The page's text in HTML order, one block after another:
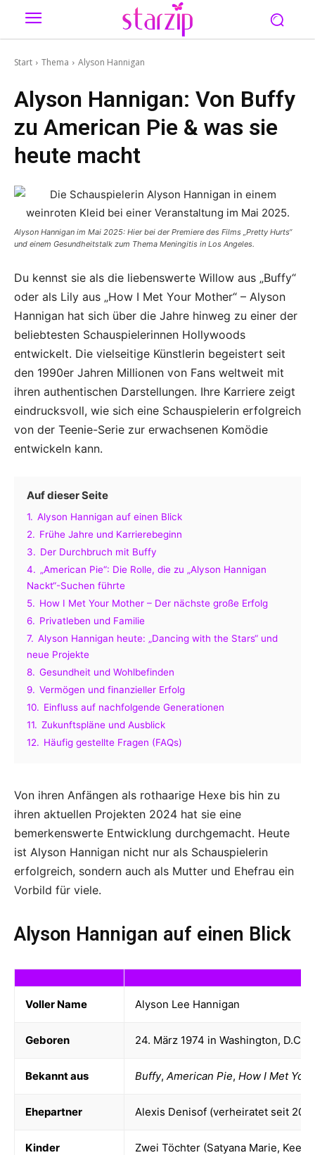
Start Thema Alyson Hannigan
Alyson Hannigan: Von Buffy
zu American Pie & was sie
heute macht
Alyson Hannigan im Mai 2025: Hier bei der Premiere des Films „Pretty Hurts“
und einem Gesundheitstalk zum Thema Meningitis in Los Angeles.
Du kennst sie als die liebenswerte Willow aus „Buffy“
oder als Lily aus „How I Met Your Mother“ – Alyson
Hannigan hat sich über die Jahre hinweg zu einer der
beliebtesten Schauspielerinnen Hollywoods
entwickelt. Die vielseitige Künstlerin begeistert seit
den 1990er Jahren Millionen von Fans weltweit mit
ihren authentischen Darstellungen. Ihre Karriere zeigt
eindrucksvoll, wie sich eine Schauspielerin erfolgreich
von der Teenie-Serie zur erwachsenen Komödie
entwickeln kann.
Auf dieser Seite
1. Alyson Hannigan auf einen Blick
2. Frühe Jahre und Karrierebeginn
3. Der Durchbruch mit Buffy
4. „American Pie“: Die Rolle, die zu „Alyson Hannigan
Nackt“-Suchen führte
5. How I Met Your Mother – Der nächste große Erfolg
6. Privatleben und Familie
7. Alyson Hannigan heute: „Dancing with the Stars“ und
neue Projekte
8. Gesundheit und Wohlbefinden
9. Vermögen und finanzieller Erfolg
10. Einfluss auf nachfolgende Generationen
11. Zukunftspläne und Ausblick
12. Häufig gestellte Fragen (FAQs)
Von ihren Anfängen als rothaarige Hexe bis hin zu
ihren aktuellen Projekten 2024 hat sie eine
bemerkenswerte Entwicklung durchgemacht. Heute
ist Alyson Hannigan nicht nur als Schauspielerin
erfolgreich, sondern auch als Mutter und Ehefrau ein
Vorbild für viele.
Alyson Hannigan auf einen Blick
Voller Name Alyson Lee Hannigan
Geboren 24. März 1974 in Washington, D.C.,
Bekannt aus Buffy, American Pie, How I Met
Ehepartner Alexis Denisof (verheiratet seit
Kinder Zwei Töchter (Satyana Marie,